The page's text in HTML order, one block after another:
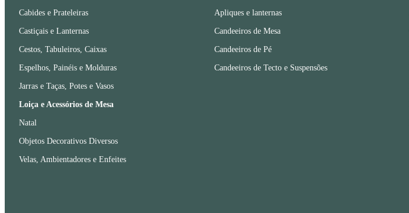
Cabides e Prateleiras
Castiçais e Lanternas
Cestos, Tabuleiros, Caixas
Espelhos, Painéis e Molduras
Jarras e Taças, Potes e Vasos
Loiça e Acessórios de Mesa
Natal
Objetos Decorativos Diversos
Velas, Ambientadores e Enfeites
Apliques e lanternas
Candeeiros de Mesa
Candeeiros de Pé
Candeeiros de Tecto e Suspensões